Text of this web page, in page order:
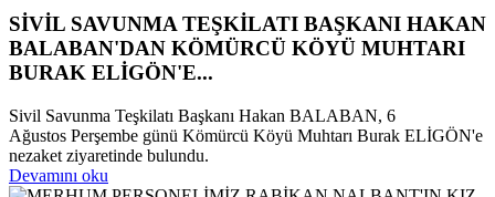
SİVİL SAVUNMA TEŞKİLATI BAŞKANI HAKAN
BALABAN'DAN KÖMÜRCÜ KÖYÜ MUHTARI
BURAK ELİGÖN'E...
Sivil Savunma Teşkilatı Başkanı Hakan BALABAN, 6
Ağustos Perşembe günü Kömürcü Köyü Muhtarı Burak ELİGÖN'e
nezaket ziyaretinde bulundu.
Devamını oku